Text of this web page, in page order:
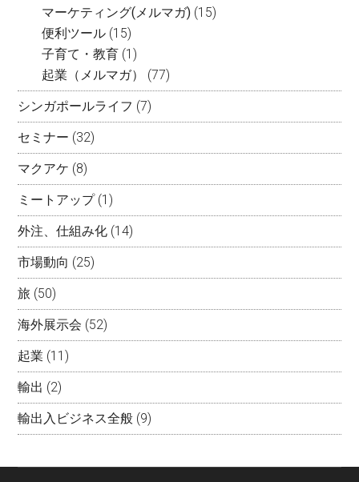
マーケティング(メルマガ) (15)
便利ツール (15)
子育て・教育 (1)
起業（メルマガ）
(77)
シンガポールライフ (7)
セミナー (32)
マクアケ (8)
ミートアップ(1)
外注、仕組み化 (14)
市場動向 (25)
旅 (50)
海外展示会 (52)
起業 (11)
輸出 (2)
輸出入ビジネス全般 (9)